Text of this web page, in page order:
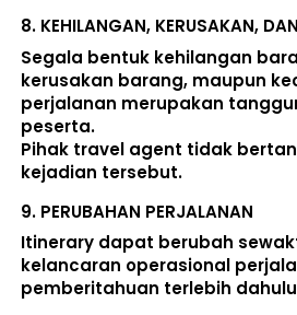
8. KEHILANGAN, KERUSAKAN,
Segala bentuk kehilangan
kerusakan barang, maupun
perjalanan merupakan
peserta.
Pihak travel agent tidak
kejadian tersebut.
9. PERUBAHAN PERJALANAN
Itinerary dapat berubah
kelancaran operasional
pemberitahuan terlebih